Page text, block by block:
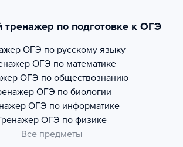
тренажер по подготовке к ОГЭ
ОГЭ по русскому языку
ОГЭ по математике
ОГЭ по обществознанию
ОГЭ по биологии
ОГЭ по информатике
ОГЭ по физике
Все предметы